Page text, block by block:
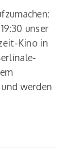
unser
Kino in
werden